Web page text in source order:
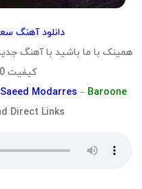
دانلود آهنگ
همینک با ما باشید با آهنگ
کیفیت 320 و 128 MP3
Saeed Modarres – Baroone
Direct Links